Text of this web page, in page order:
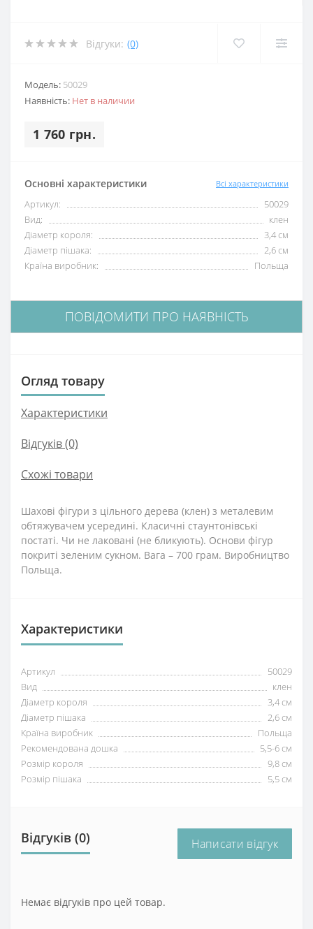
Відгуки: (0)
Модель: 50029
Наявність: Нет в наличии
1 760 грн.
Основні характеристики Всі характеристики
Артикул:
50029
Вид:
клен
Діаметр короля:
3,4 см
Діаметр пішака:
2,6 см
Країна виробник:
Польща
ПОВІДОМИТИ ПРО НАЯВНІСТЬ
Огляд товару
Характеристики
Відгуків (0)
Схожі товари
Шахові фігури з цільного дерева (клен) з металевим
обтяжувачем усередині. Класичні стаунтонівські
постаті. Чи не лаковані (не бликують). Основи фігур
покриті зеленим сукном. Вага – 700 грам. Виробництво
Польща.
Характеристики
Артикул
50029
Вид
клен
Діаметр короля
3,4 см
Діаметр пішака
2,6 см
Країна виробник
Польща
Рекомендована дошка
5,5-6 см
Розмір короля
9,8 см
Розмір пішака
5,5 см
Відгуків (0) Написати відгук
Немає відгуків про цей товар.